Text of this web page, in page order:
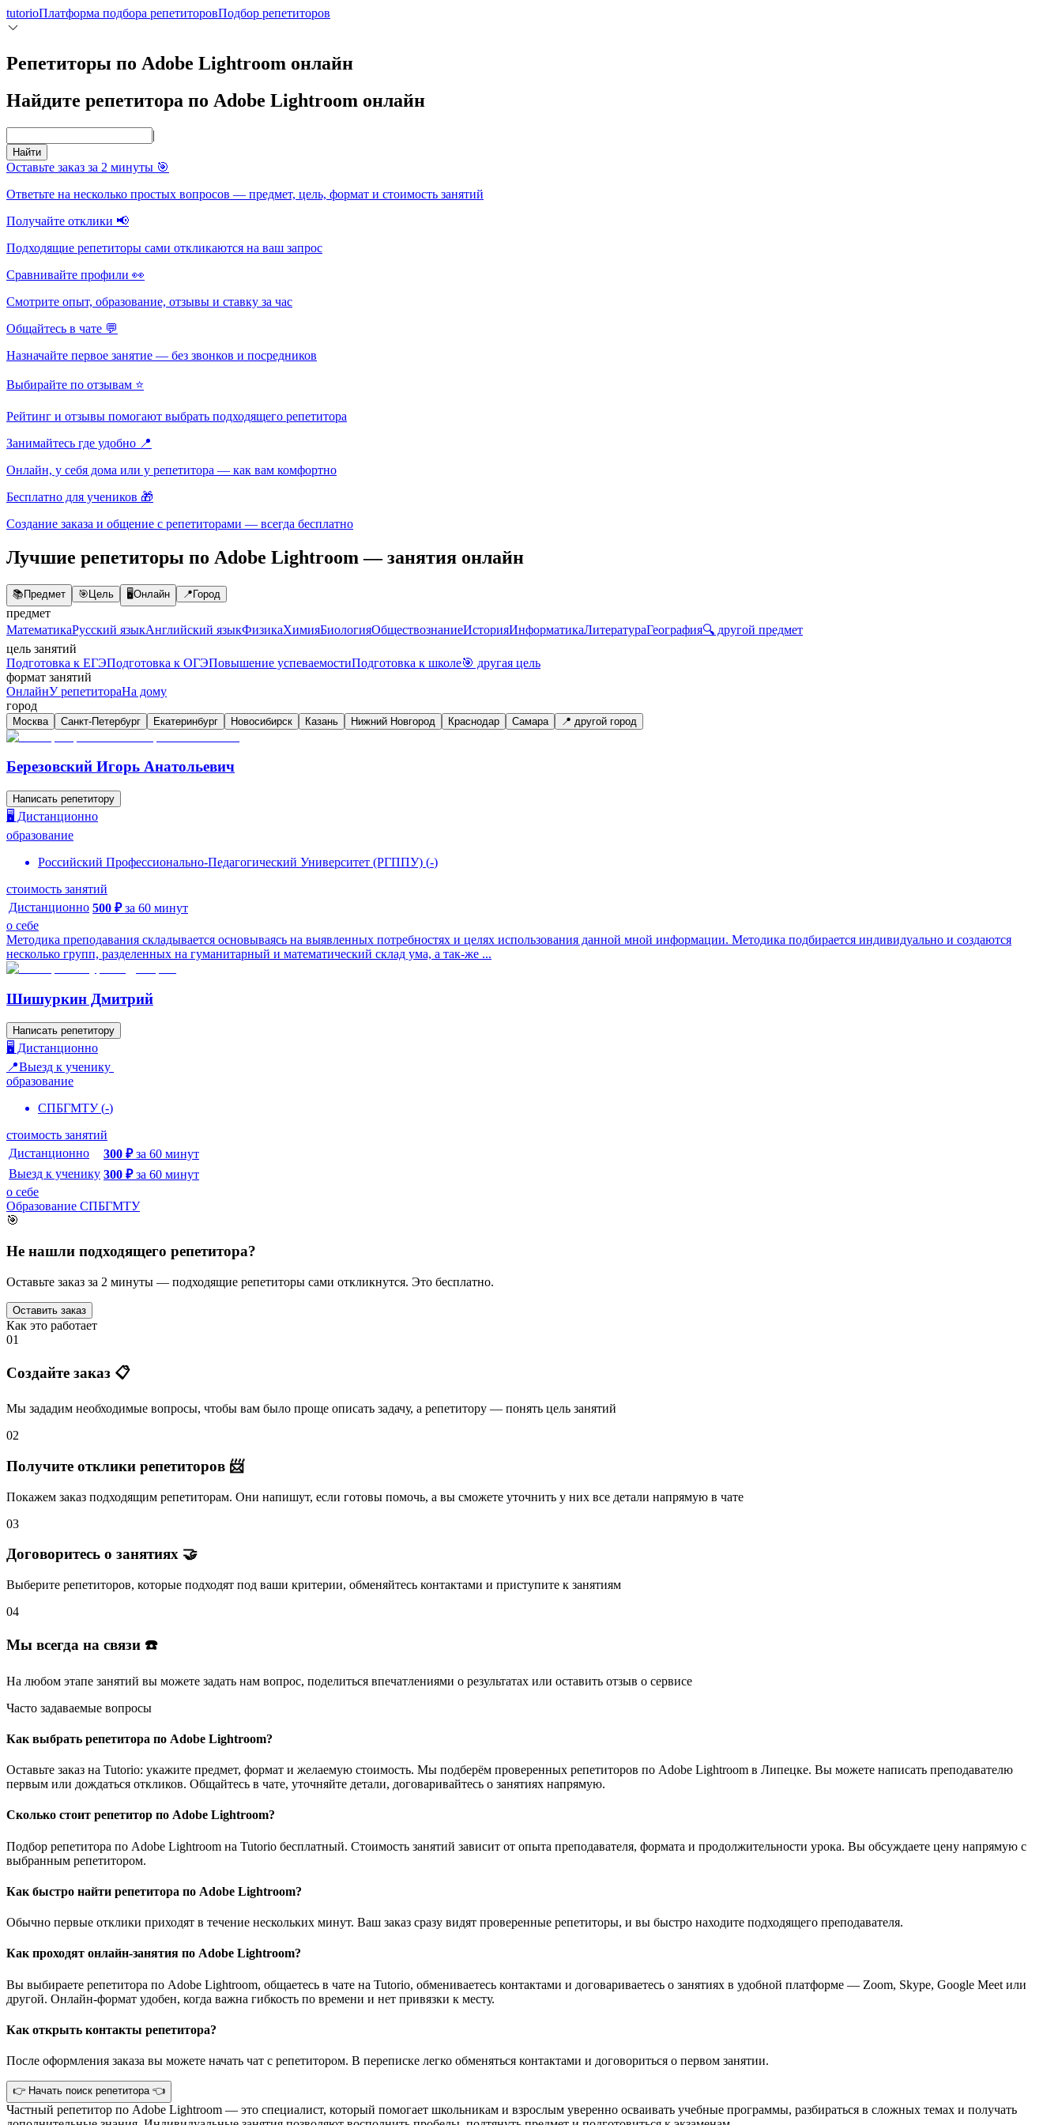
tutorioПлатформа подбора репетиторовПодбор репетиторов
Репетиторы по Adobe Lightroom онлайн
Найдите репетитора по Adobe Lightroom онлайн
|
Найти
Оставьте заказ за 2 минуты 🎯
Ответьте на несколько простых вопросов — предмет, цель, формат и стоимость занятий
Получайте отклики 📢
Подходящие репетиторы сами откликаются на ваш запрос
Сравнивайте профили 👀
Смотрите опыт, образование, отзывы и ставку за час
Общайтесь в чате 💬
Назначайте первое занятие — без звонков и посредников
Выбирайте по отзывам ⭐
Рейтинг и отзывы помогают выбрать подходящего репетитора
Занимайтесь где удобно 📍
Онлайн, у себя дома или у репетитора — как вам комфортно
Бесплатно для учеников 🎁
Создание заказа и общение с репетиторами — всегда бесплатно
Лучшие репетиторы по Adobe Lightroom — занятия онлайн
📚Предмет 🎯Цель 🖥️Онлайн 📍Город
предмет
МатематикаРусский языкАнглийский языкФизикаХимияБиологияОбществознаниеИсторияИнформатикаЛитератураГеография🔍 другой предмет
цель занятий
Подготовка к ЕГЭПодготовка к ОГЭПовышение успеваемостиПодготовка к школе🎯 другая цель
формат занятий
ОнлайнУ репетитораНа дому
город
Москва Санкт-Петербург Екатеринбург Новосибирск Казань Нижний Новгород Краснодар Самара 📍 другой город
Березовский Игорь Анатольевич
Написать репетитору
🖥️ Дистанционно
образование
Российский Профессионально-Педагогический Университет (РГППУ) (-)
стоимость занятий
Дистанционно 500 ₽ за 60 минут
о себе
Методика преподавания складывается основываясь на выявленных потребностях и целях использования данной мной информации. Методика подбирается индивидуально и создаются
несколько групп, разделенных на гуманитарный и математический склад ума, а так-же ...
Шишуркин Дмитрий
Написать репетитору
🖥️ Дистанционно
📍Выезд к ученику
образование
СПБГМТУ(-)
стоимость занятий
Дистанционно
300 ₽ за 60 минут
Выезд к ученику 300 ₽ за 60 минут
о себе
Образование СПБГМТУ
🎯
Не нашли подходящего репетитора?
Оставьте заказ за 2 минуты — подходящие репетиторы сами откликнутся. Это бесплатно.
Оставить заказ
Как это работает
01
Создайте заказ 📋
Мы зададим необходимые вопросы, чтобы вам было проще описать задачу, а репетитору — понять цель занятий
02
Получите отклики репетиторов 📨
Покажем заказ подходящим репетиторам. Они напишут, если готовы помочь, а вы сможете уточнить у них все детали напрямую в чате
03
Договоритесь о занятиях 🤝
Выберите репетиторов, которые подходят под ваши критерии, обменяйтесь контактами и приступите к занятиям
04
Мы всегда на связи ☎️
На любом этапе занятий вы можете задать нам вопрос, поделиться впечатлениями о результатах или оставить отзыв о сервисе
Часто задаваемые вопросы
Как выбрать репетитора по Adobe Lightroom?
Оставьте заказ на Tutorio: укажите предмет, формат и желаемую стоимость. Мы подберём проверенных репетиторов по Adobe Lightroom в Липецке. Вы можете написать преподавателю
первым или дождаться откликов. Общайтесь в чате, уточняйте детали, договаривайтесь о занятиях напрямую.
Сколько стоит репетитор по Adobe Lightroom?
Подбор репетитора по Adobe Lightroom на Tutorio бесплатный. Стоимость занятий зависит от опыта преподавателя, формата и продолжительности урока. Вы обсуждаете цену напрямую с
выбранным репетитором.
Как быстро найти репетитора по Adobe Lightroom?
Обычно первые отклики приходят в течение нескольких минут. Ваш заказ сразу видят проверенные репетиторы, и вы быстро находите подходящего преподавателя.
Как проходят онлайн-занятия по Adobe Lightroom?
Вы выбираете репетитора по Adobe Lightroom, общаетесь в чате на Tutorio, обмениваетесь контактами и договариваетесь о занятиях в удобной платформе — Zoom, Skype, Google Meet или
другой. Онлайн-формат удобен, когда важна гибкость по времени и нет привязки к месту.
Как открыть контакты репетитора?
После оформления заказа вы можете начать чат с репетитором. В переписке легко обменяться контактами и договориться о первом занятии.
👉 Начать поиск репетитора 👈
Частный репетитор по Adobe Lightroom — это специалист, который помогает школьникам и взрослым уверенно осваивать учебные программы, разбираться в сложных темах и получать